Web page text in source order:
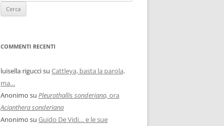
COMMENTI RECENTI
luisella riguccisu Cattleya, basta la parola,
ma…
Anonimo su Pleurothallis sonderiana, ora
Acianthera sonderiana
Anonimo su Guido De Vidi… e le sue